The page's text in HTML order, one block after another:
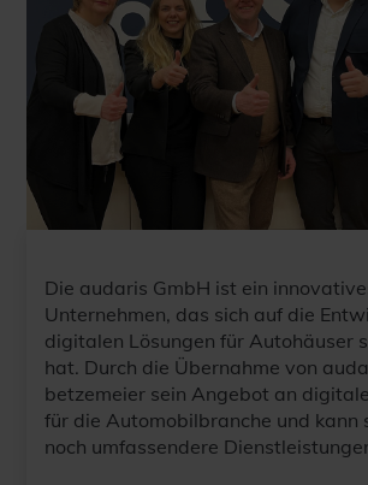
Die audaris GmbH ist ein
Unternehmen, das sich auf die
digitalen Lösungen für Autohäuser
hat. Durch die Übernahme von
betzemeier sein Angebot an
für die Automobilbranche und kann
noch umfassendere